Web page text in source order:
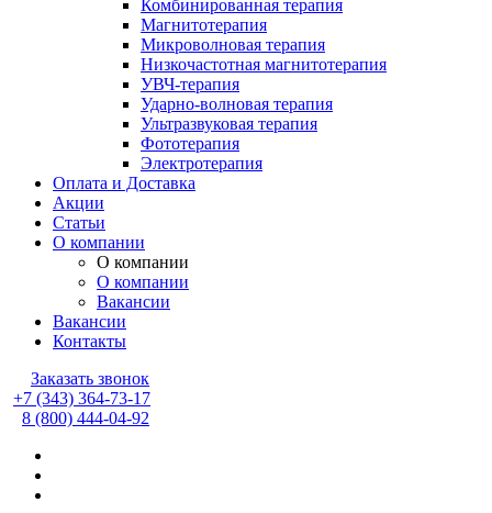
Комбинированная терапия
Магнитотерапия
Микроволновая терапия
Низкочастотная магнитотерапия
УВЧ-терапия
Ударно-волновая терапия
Ультразвуковая терапия
Фототерапия
Электротерапия
Оплата и Доставка
Акции
Статьи
О компании
О компании
О компании
Вакансии
Вакансии
Контакты
Заказать звонок
+7 (343) 364-73-17
8 (800) 444-04-92